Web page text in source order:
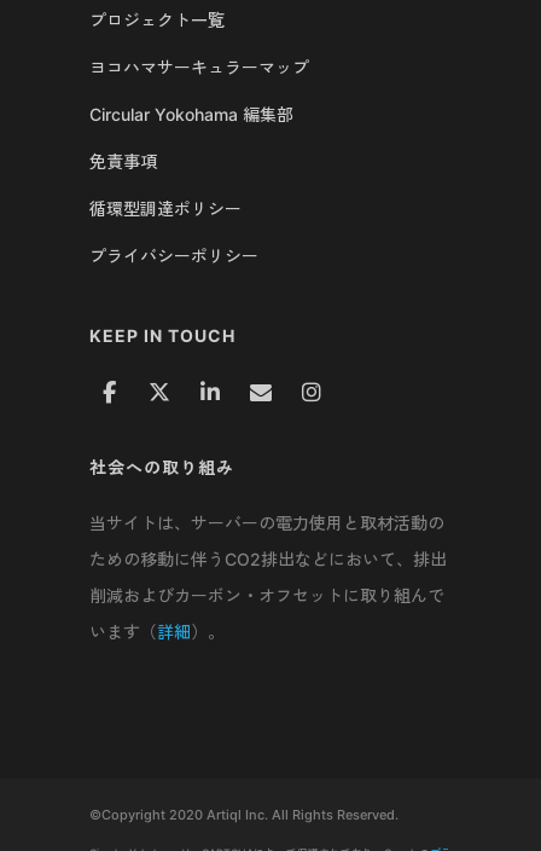
プロジェクト一覧
ヨコハマサーキュラーマップ
Circular Yokohama 編集部
免責事項
循環型調達ポリシー
プライバシーポリシー
KEEP IN TOUCH
社会への取り組み
当サイトは、サーバーの電力使用と取材活動の
ための移動に伴うCO2排出などにおいて、排出
削減およびカーボン・オフセットに取り組んで
います（詳細）。
©Copyright 2020 Artiql Inc. All Rights Reserved.